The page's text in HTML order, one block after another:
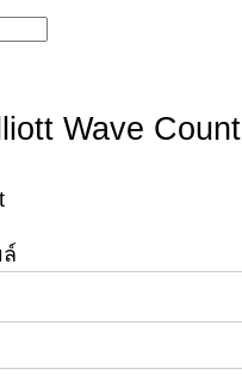
Wave Count